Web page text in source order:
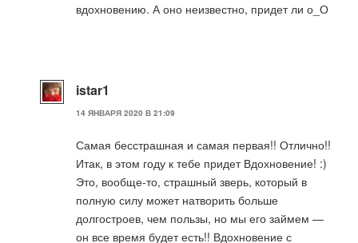
вдохновению. А оно неизвестно, придет ли о_О
istar1
14 ЯНВАРЯ 2020 В 21:09
Самая бесстрашная и самая первая!! Отлично!!
Итак, в этом году к тебе придет Вдохновение! :)
Это, вообще-то, страшный зверь, который в
полную силу может натворить больше
долгостроев, чем пользы, но мы его займем —
он все время будет есть!! Вдохновение с